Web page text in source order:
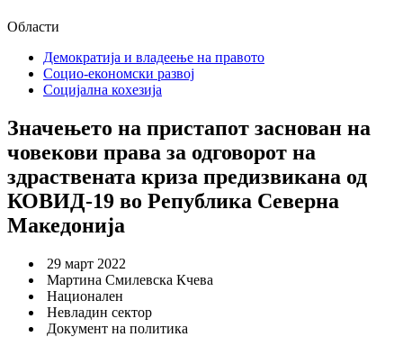
Области
Демократија и владеење на правото
Социо-економски развој
Социјална кохезија
Значењето на пристапот заснован на
човекови права за одговорот на
здраствената криза предизвикана од
КОВИД-19 во Република Северна
Македонија
29 март 2022
Мартина Смилевска Кчева
Национален
Невладин сектор
Документ на политика